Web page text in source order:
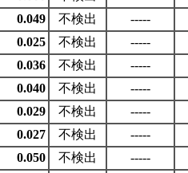
0.049 不検出
-----
0.025 不検出
-----
0.036 不検出
-----
0.040 不検出
-----
0.029 不検出
-----
0.027 不検出
-----
0.050 不検出
-----